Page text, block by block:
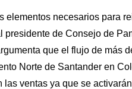
elementos necesarios para
presidente de Consejo de
que el flujo de más
Norte de Santander en
las ventas ya que se